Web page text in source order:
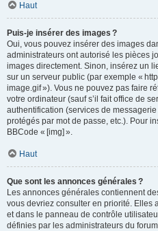
Haut
Puis-je insérer des images ?
Oui, vous pouvez insérer des images
administrateurs ont autorisé les pièces
images directement. Sinon, insérez un
sur un serveur public (par exemple «
image.gif »). Vous ne pouvez pas faire
votre ordinateur (sauf s’il fait office de
authentification (services de
protégés par mot de passe, etc.). Pour
BBCode « [img] ».
Haut
Que sont les annonces générales ?
Les annonces générales contiennent
vous devriez consulter en priorité. Elles
et dans le panneau de contrôle
définies par les administrateurs du